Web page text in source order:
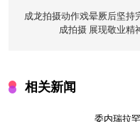
navigation
成龙拍摄动作戏晕厥后坚持
成拍摄 展现敬业精
相关新闻
委内瑞拉